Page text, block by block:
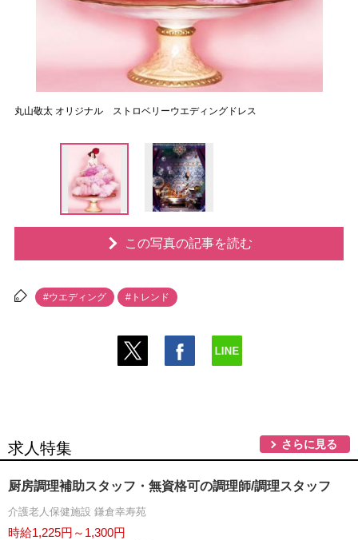
丸山敬太 オリジナル ストロベリーウエディングドレス
この写真の記事を読む
#ウエディング #トレンド
求人特集 さらに見る
厨房調理補助スタッフ・無資格可の調理師/調理スタッフ
介護老人保健施設 鎌倉幸寿苑
時給1,225円～1,300円